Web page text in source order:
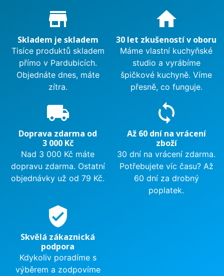
Proč nakupovat u nás?
store_mall_directory
Skladem je skladem
Tisíce produktů skladem
přímo v Pardubicích.
Objednáte dnes, máte
zítra.
home
30 let zkušeností v oboru
Máme vlastní kuchyňské
studio a vyrábíme
špičkové kuchyně. Víme
přesně, co funguje.
local_shipping
Doprava zdarma od
3 000 Kč
Nad 3 000 Kč máte
dopravu zdarma. Ostatní
objednávky už od 79 Kč.
sync
Až 60 dní na vrácení
zboží
30 dní na vrácení zdarma.
Potřebujete víc času? Až
60 dní za drobný
poplatek.
verified_user
Skvělá zákaznická
podpora
Kdykoliv poradíme s
výběrem a zodpovíme